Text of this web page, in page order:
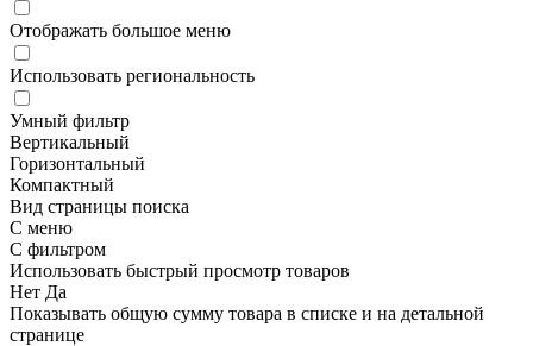
Отображать большое меню
Использовать региональность
Умный фильтр
Вертикальный
Горизонтальный
Компактный
Вид страницы поиска
С меню
С фильтром
Использовать быстрый просмотр товаров
Нет Да
Показывать общую сумму товара в списке и на детальной
странице